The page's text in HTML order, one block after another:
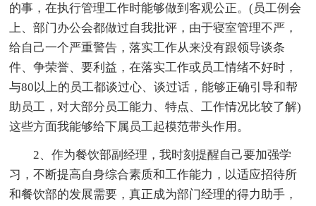
的事，在执行管理工作时能够做到客观公正。(员工例会
上、部门办公会都做过自我批评，由于寝室管理不严，
给自己一个严重警告，落实工作从来没有跟领导谈条
件、争荣誉、要利益，在落实工作或员工情绪不好时，
与80以上的员工都谈过心、谈过话，能够正确引导和帮
助员工，对大部分员工能力、特点、工作情况比较了解)
这些方面我能够给下属员工起模范带头作用。
2、作为餐饮部副经理，我时刻提醒自己要加强学
习，不断提高自身综合素质和工作能力，以适应招待所
和餐饮部的发展需要，真正成为部门经理的得力助手，